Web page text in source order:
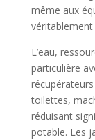
même aux
L’eau,
particulière
toilettes,
réduisant
potable. Les